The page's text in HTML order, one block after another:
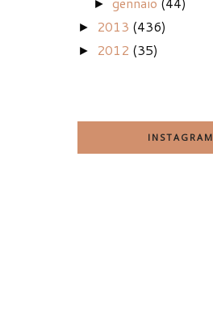
►
► 2013 (436)
► 2012 (35)
INSTAGRAM